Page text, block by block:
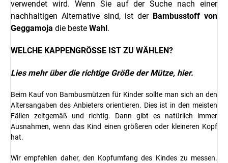
verwendet wird. Wenn Sie auf der Suche nach einer
nachhaltigen Alternative sind, ist der Bambusstoff von
Geggamoja die beste Wahl .
WELCHE KAPPENGRÖSSE IST ZU WÄHLEN?
Lies mehr über die richtige Größe der Mütze, hier.
Beim Kauf von Bambusmützen für Kinder sollte man sich an den
Altersangaben des Anbieters orientieren. Dies ist in den meisten
Fällen zeitgemäß und richtig. Dann gibt es natürlich immer
Ausnahmen, wenn das Kind einen größeren oder kleineren Kopf
hat.
Wir empfehlen daher, den Kopfumfang des Kindes zu messen.